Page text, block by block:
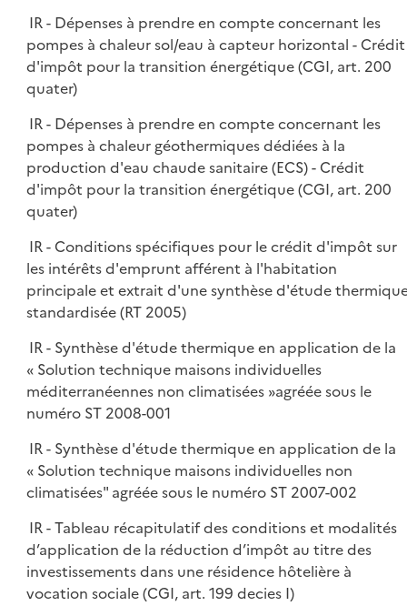
IR - Dépenses à prendre en compte concernant les
pompes à chaleur sol/eau à capteur horizontal - Crédit
d'impôt pour la transition énergétique (CGI, art. 200
quater)
IR - Dépenses à prendre en compte concernant les
pompes à chaleur géothermiques dédiées à la
production d'eau chaude sanitaire (ECS) - Crédit
d'impôt pour la transition énergétique (CGI, art. 200
quater)
IR - Conditions spécifiques pour le crédit d'impôt sur
les intérêts d'emprunt afférent à l'habitation
principale et extrait d'une synthèse d'étude
standardisée (RT 2005)
IR - Synthèse d'étude thermique en application de la
« Solution technique maisons individuelles
méditerranéennes non climatisées »agréée sous le
numéro ST 2008-001
IR - Synthèse d'étude thermique en application de la
« Solution technique maisons individuelles non
climatisées" agréée sous le numéro ST 2007-002
IR - Tableau récapitulatif des conditions et modalités
d’application de la réduction d’impôt au titre des
investissements dans une résidence hôtelière à
vocation sociale (CGI, art. 199 decies I)